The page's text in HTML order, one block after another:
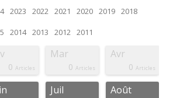
2023 2022 2021 2020 2019 2018
2014 2013 2012 2011
0 Articles
Mar
0 Articles
Avr
0 Articles
Juil Août